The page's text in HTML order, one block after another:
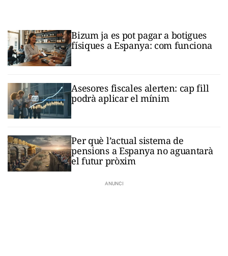
Bizum ja es pot pagar a botigues
físiques a Espanya: com funciona
Asesores fiscales alerten: cap fill
podrà aplicar el mínim
Per què l’actual sistema de
pensions a Espanya no aguantarà
el futur pròxim